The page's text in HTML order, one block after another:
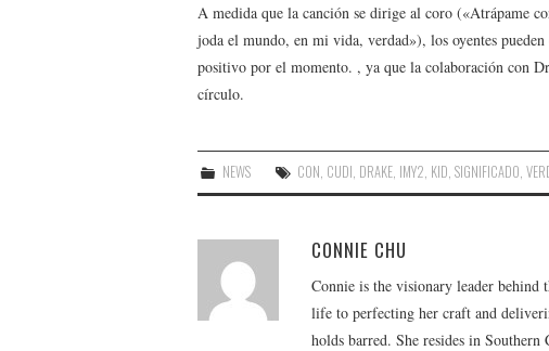
A medida que la canción se dirige al coro («Atrápame
joda el mundo, en mi vida, verdad»), los oyentes
positivo por el momento. , ya que la colaboración con
círculo.
NEWS CON, CUDI, DRAKE, IMY2, KID,SIGNIFICADO,
CONNIE CHU
Connie is the visionary leader behind
life to perfecting her craft and
holds barred. She resides in